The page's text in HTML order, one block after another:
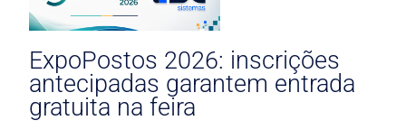
ExpoPostos 2026: inscrições
antecipadas garantem entrada
gratuita na feira